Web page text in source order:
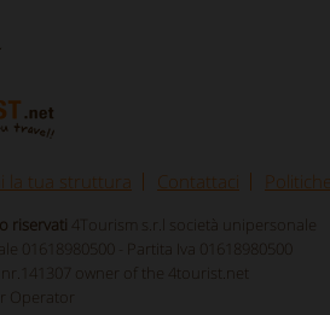
la tua struttura Contattaci
riservati 4Tourism s.r.l società unipersonale
01618980500 - Partita Iva 01618980500
owner of the 4tourist.net
Operator